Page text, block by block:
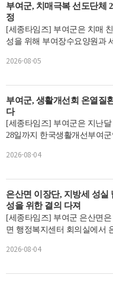
부여군, 치매극복 선도단체
정
[세종타임즈] 부여군은 치매
성을 위해 부여장수요양원과
고 현판 전달식을 ...
2026-08-05
부여군, 생활개선회 온열질
다
[세종타임즈] 부여군은 지난달
28일까지 한국생활개선부여
진행한다.이번 ...
2026-08-04
은산면 이장단, 지방세 성실
성을 위한 결의 다져
[세종타임즈] 부여군 은산면
면 행정복지센터 회의실에서
하반기 지방세 ...
2026-08-04